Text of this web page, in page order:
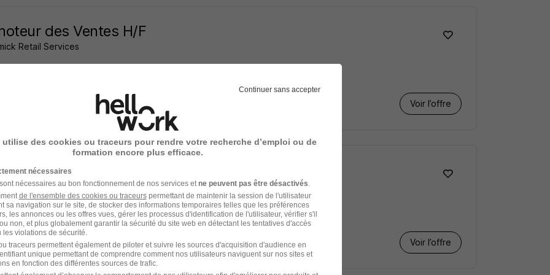
des Ventes H/F
Retail Services
Voir l’offre
- Fa 26 H/F
Animation
- 34 CDI 12,31 € / heure
Voir l’offre
Continuer sans accepter
utilise des cookies ou traceurs pour rendre votre recherche d’emploi ou de
formation encore plus efficace.
nécessaires
nécessaires au bon fonctionnement de nos services et ne peuvent pas être désactivés
de l'ensemble des cookies ou traceurspermettant de maintenir la session de l'utilisateur
sa navigation sur le site, de stocker des informations temporaires telles que les préférences
les annonces ou les offres vues, gérer les processus d'identification de l'utilisateur, vérifier s'il
non, et plus globalement garantir la sécurité du site web en détectant les tentatives d'accès
violations de sécurité.
traceurs permettent également de piloter et suivre les sources d'acquisition d'audience en
unique permettant de comprendre comment nos utilisateurs naviguent sur nos sites et
en fonction des différentes sources de trafic.